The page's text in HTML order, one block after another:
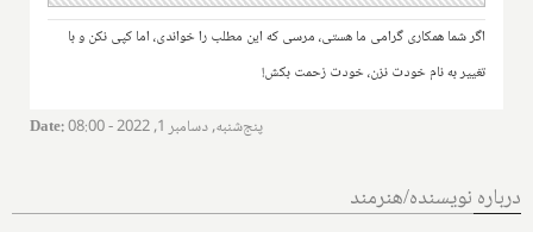
اگر شما همکاری گرامی ما هستی، مرسی که این مطلب را خواندی، اما کپی نکن و با
تغییر به نام خودت نزن، خودت زحمت بکش!
Date: پنج‌شنبه, دسامبر 1, 2022 - 08:00
درباره نویسنده/هنرمند